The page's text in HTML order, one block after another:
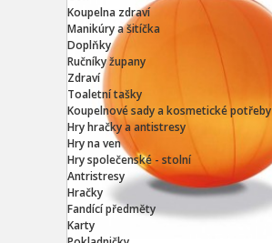
Koupelna zdraví
Manikúry a šitíčka
Doplňky
Ručníky župany
Zdraví
Toaletní tašky
Koupelnové sady a kosmetické potřeby
Hry hračky a antistresy
Hry na ven
Hry společenské - stolní
Antristresy
Hračky
Fandící předměty
Karty